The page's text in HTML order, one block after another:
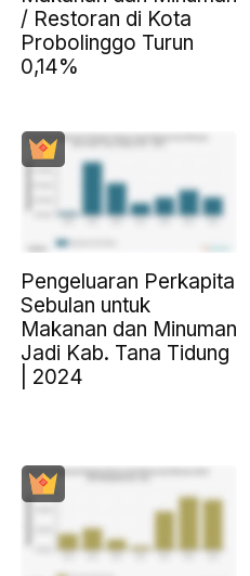
/ Restoran di Kota
Probolinggo Turun
0,14%
Pengeluaran Perkapita
Sebulan untuk
Makanan dan Minuman
Jadi Kab. Tana Tidung
| 2024